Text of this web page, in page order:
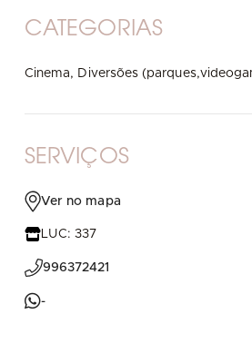
CATEGORIAS
Cinema, Diversões
SERVIÇOS
Ver no mapa
LUC: 337
996372421
-